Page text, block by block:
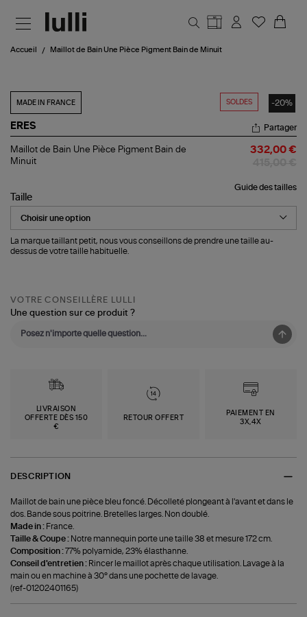
Accueil Maillot de Bain Une Pièce Pigment Bain de Minuit
SOLDES -20%
MADE IN FRANCE
ERES
Maillot
de
Pièce
Pigment
Bain
de
Partager
Maillot de Bain Une Pièce Pigment Bain de
Minuit
332,00 €
Guide des tailles
Taille
La marque taillant petit, nous vous conseillons de prendre une taille au-
dessus de votre taille habituelle.
VOTRE CONSEILLÈRE LULLI
Une question sur ce produit ?
LIVRAISON
OFFERTE DÈS 150
€
RETOUR OFFERT
PAIEMENT EN
3X,4X
DESCRIPTION
Maillot de bain une pièce bleu foncé. Décolleté plongeant à l'avant et dans le
dos. Bande sous poitrine. Bretelles larges. Non doublé.
Made in : France.
Taille & Coupe : Notre mannequin porte une taille 38 et mesure 172 cm.
Composition :77% polyamide, 23% élasthanne.
Conseil d'entretien : Rincer le maillot après chaque utilisation. Lavage à la
main ou en machine à 30° dans une pochette de lavage.
(ref-01202401165)